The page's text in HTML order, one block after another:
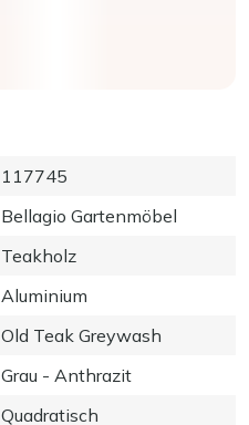
117745
Bellagio Gartenmöbel
Teakholz
Aluminium
Old Teak Greywash
Grau - Anthrazit
Quadratisch